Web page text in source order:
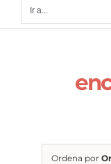
Ir a...
Ordena por